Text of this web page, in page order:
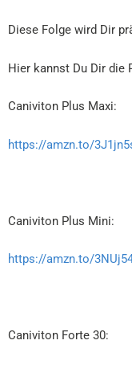
Diese Folge wird Dir
Hier kannst Du Dir die
Caniviton Plus Maxi:
https://amzn.to/
Caniviton Plus Mini:
https://amzn.to/
Caniviton Forte 30: